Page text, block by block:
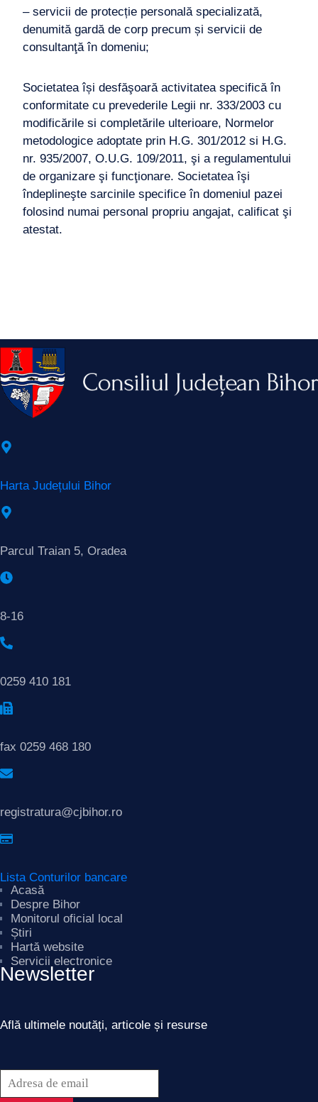
– servicii de protecție personală specializată,
denumită gardă de corp precum și servicii de
consultanţă în domeniu;
Societatea își desfăşoară activitatea specifică în
conformitate cu prevederile Legii nr. 333/2003 cu
modificările si completările ulterioare, Normelor
metodologice adoptate prin H.G. 301/2012 si H.G.
nr. 935/2007, O.U.G. 109/2011, şi a regulamentului
de organizare şi funcţionare. Societatea îşi
îndeplineşte sarcinile specifice în domeniul pazei
folosind numai personal propriu angajat, calificat şi
atestat.
Harta Județului Bihor
Parcul Traian 5, Oradea
8-16
0259 410 181
fax 0259 468 180
registratura@cjbihor.ro
Lista Conturilor bancare
Acasă
Despre Bihor
Monitorul oficial local
Știri
Hartă website
Servicii electronice
Newsletter
Află ultimele noutăți, articole și resurse